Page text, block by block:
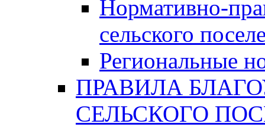
Нормативно-
сельского
Региональные
ПРАВИЛА
СЕЛЬСКОГО